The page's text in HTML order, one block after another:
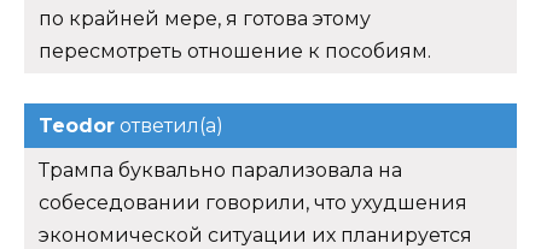
по крайней мере, я готова этому
пересмотреть отношение к пособиям.
Teodor ответил(а)
Трампа буквально парализовала на
собеседовании говорили, что ухудшения
экономической ситуации их планируется